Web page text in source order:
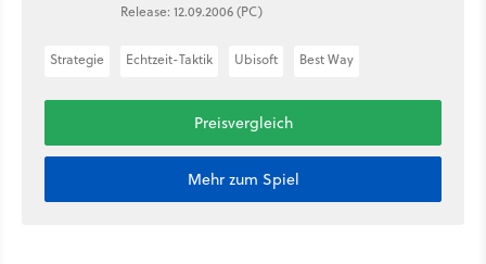
Release: 12.09.2006 (PC)
Strategie Echtzeit-Taktik Ubisoft Best Way
Preisvergleich
Mehr zum Spiel